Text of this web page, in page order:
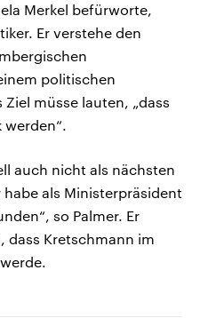
Merkel befürworte,
Er verstehe den
politischen
Ziel müsse lauten, „dass
auch nicht als nächsten
als Ministerpräsident
so Palmer. Er
dass Kretschmann im